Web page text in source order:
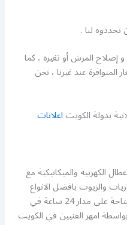
تحددوه لنا .
المرش أو تغيره ، كما
المتوافرة عند غيرنا ، نحن
بدولة الكويتاعلانات
الكهربية والميكانيكية مع
والزيوت بافضل الانواع
المستوردة خصيصا لشركتنا، خدماتنا متاحة على مدار 24 ساعة في
امهر الفنيين في الكويت